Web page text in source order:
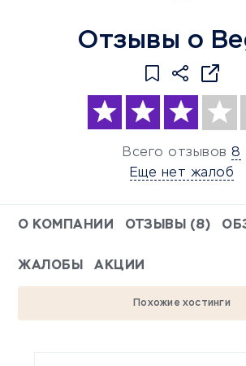
Отзывы о
Всего отзывов 8
Еще нет жалоб
О КОМПАНИИ ОТЗЫВЫ (8)
ЖАЛОБЫ АКЦИИ
Похожие хостинги